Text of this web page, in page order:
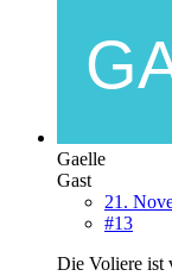
Gaelle
Gast
21.
#13
Die Voliere ist